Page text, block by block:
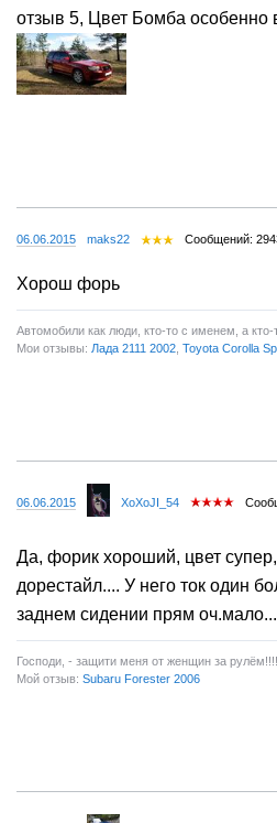
отзыв 5, Цвет Бомба особенно
06.06.2015 maks22 Сообщений:
Хорош форь
Автомобили как люди, кто-то с именем, а кто-
Мои отзывы: Лада 2111 2002 Toyota Corolla
06.06.2015 XoXoJI_54
Да, форик хороший, цвет
дорестайл.... У него ток один
заднем сидении прям
Господи, - защити меня от женщин за рулём!!!!
Мой отзыв: Subaru Forester 2006